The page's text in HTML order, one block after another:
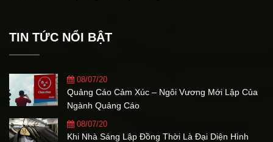
TIN TỨC NỔI BẬT
08/07/20
Quảng Cáo Cảm Xúc – Ngôi Vương Mới Lập Của
Ngành Quảng Cáo
08/07/20
Khi Nhà Sáng Lập Đồng Thời Là Đại Diện Hình